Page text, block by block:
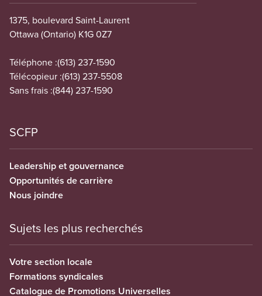
1375, boulevard Saint-Laurent
Ottawa (Ontario) K1G 0Z7
Téléphone :(613) 237-1590
Télécopieur :(613) 237-5508
Sans frais :(844) 237-1590
SCFP
Leadership et gouvernance
Opportunités de carrière
Nous joindre
Sujets les plus recherchés
Votre section locale
Formations syndicales
Catalogue de Promotions Universelles